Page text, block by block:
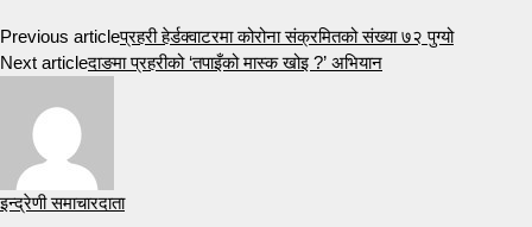
Previous articleप्रहरी हेर्डक्वाटरमा कोरोना संक्रमितको संख्या ७२ पुग्यो
Next articleदाङमा प्रहरीको ‘तपाइँको मास्क खोइ ?’ अभियान
इन्द्रेणी समाचारदाता